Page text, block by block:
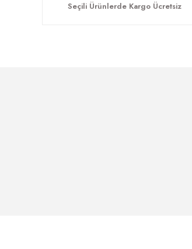
Seçili Ürünlerde Kargo Ücretsiz